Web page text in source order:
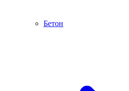
Бетон